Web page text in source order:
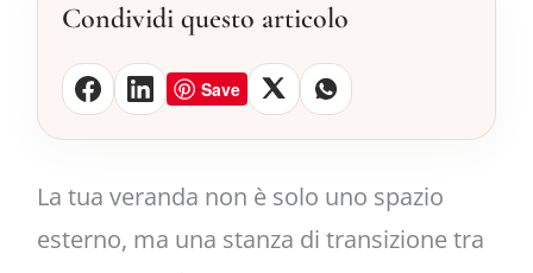
Condividi questo articolo
Save
La tua veranda non è solo uno spazio
esterno, ma una stanza di transizione tra